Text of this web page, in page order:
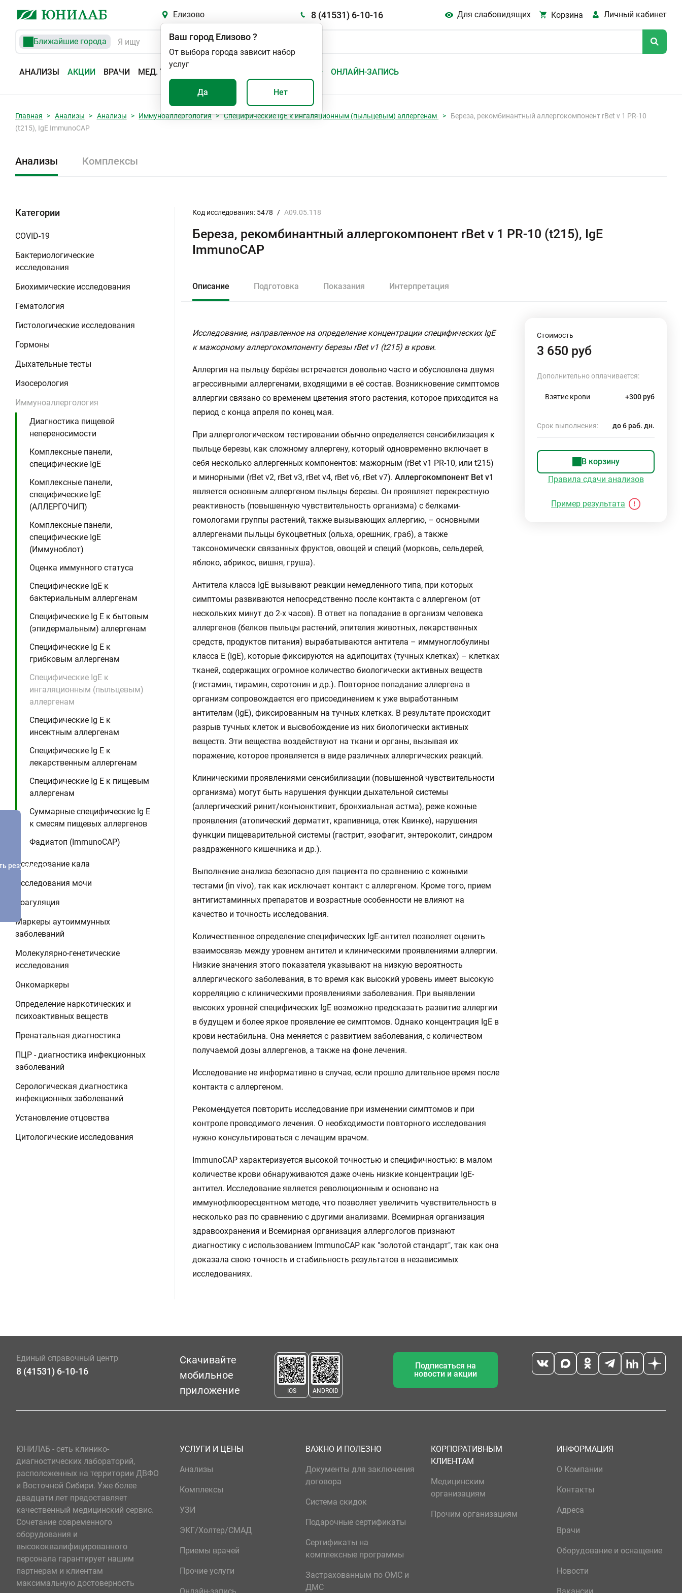
Елизово 8 (41531) 6-10-16 Для слабовидящих Корзина Личный кабинет
Ближайшие города
АНАЛИЗЫ АКЦИИ ВРАЧИ МЕД. УСЛУГИ ОНЛАЙН-ЗАПИСЬ
Ваш город Елизово?
От выбора города зависит набор
услуг
Да Нет
Главная Анализы Анализы Иммуноаллергология Специфические IgE к ингаляционным (пыльцевым) аллергенам
Береза, рекомбинантный аллергокомпонент rBet v 1 PR-10
(t215), IgE ImmunoCAP
Анализы Комплексы
Категории
COVID-19
Бактериологические
исследования
Биохимические исследования
Гематология
Гистологические исследования
Гормоны
Дыхательные тесты
Изосерология
Иммуноаллергология
Диагностика пищевой
непереносимости
Комплексные панели,
специфические IgE
Комплексные панели,
специфические IgE
(АЛЛЕРГОЧИП)
Комплексные панели,
специфические IgE
(Иммуноблот)
Оценка иммунного статуса
Специфические IgE к
бактериальным аллергенам
Специфические Ig E к бытовым
(эпидермальным) аллергенам
Специфические Ig E к
грибковым аллергенам
Специфические IgE к
ингаляционным (пыльцевым)
аллергенам
Специфические Ig E к
инсектным аллергенам
Специфические Ig E к
лекарственным аллергенам
Специфические Ig E к пищевым
аллергенам
Суммарные специфические Ig E
к смесям пищевых аллергенов
Фадиатоп (ImmunoCAP)
Исследование кала
Исследования мочи
Коагуляция
Маркеры аутоиммунных
заболеваний
Молекулярно-генетические
исследования
Онкомаркеры
Определение наркотических и
психоактивных веществ
Пренатальная диагностика
ПЦР - диагностика инфекционных
заболеваний
Серологическая диагностика
инфекционных заболеваний
Установление отцовства
Цитологические исследования
Код исследования: 5478 / A09.05.118
Береза, рекомбинантный аллергокомпонент rBet v 1 PR-10 (t215), IgE
ImmunoCAP
Описание Подготовка Показания Интерпретация
Исследование, направленное на определение концентрации специфических IgE
к мажорному аллергокомпоненту березы rBet v1 (t215) в крови.
Аллергия на пыльцу берёзы встречается довольно часто и обусловлена двумя
агрессивными аллергенами, входящими в её состав. Возникновение симптомов
аллергии связано со временем цветения этого растения, которое приходится на
период с конца апреля по конец мая.
При аллергологическом тестировании обычно определяется сенсибилизация к
пыльце березы, как сложному аллергену, который одновременно включает в
себя несколько аллергенных компонентов: мажорным (rBet v1 PR-10, или t215)
и минорными (rBet v2, rBet v3, rBet v4, rBet v6, rBet v7). Аллергокомпонент Bet v1
является основным аллергеном пыльцы березы. Он проявляет перекрестную
реактивность (повышенную чувствительность организма) с белками-
гомологами группы растений, также вызывающих аллергию, – основными
аллергенами пыльцы букоцветных (ольха, орешник, граб), а также
таксономически связанных фруктов, овощей и специй (морковь, сельдерей,
яблоко, абрикос, вишня, груша).
Антитела класса IgE вызывают реакции немедленного типа, при которых
симптомы развиваются непосредственно после контакта с аллергеном (от
нескольких минут до 2-х часов). В ответ на попадание в организм человека
аллергенов (белков пыльцы растений, эпителия животных, лекарственных
средств, продуктов питания) вырабатываются антитела – иммуноглобулины
класса Е (IgE), которые фиксируются на адипоцитах (тучных клетках) – клетках
тканей, содержащих огромное количество биологически активных веществ
(гистамин, тирамин, серотонин и др.). Повторное попадание аллергена в
организм сопровождается его присоединением к уже выработанным
антителам (IgE), фиксированным на тучных клетках. В результате происходит
разрыв тучных клеток и высвобождение из них биологически активных
веществ. Эти вещества воздействуют на ткани и органы, вызывая их
поражение, которое проявляется в виде различных аллергических реакций.
Клиническими проявлениями сенсибилизации (повышенной чувствительности
организма) могут быть нарушения функции дыхательной системы
(аллергический ринит/конъюнктивит, бронхиальная астма), реже кожные
проявления (атопический дерматит, крапивница, отек Квинке), нарушения
функции пищеварительной системы (гастрит, эзофагит, энтероколит, синдром
раздраженного кишечника и др.).
Выполнение анализа безопасно для пациента по сравнению с кожными
тестами (in vivo), так как исключает контакт с аллергеном. Кроме того, прием
антигистаминных препаратов и возрастные особенности не влияют на
качество и точность исследования.
Количественное определение специфических IgE-антител позволяет оценить
взаимосвязь между уровнем антител и клиническими проявлениями аллергии.
Низкие значения этого показателя указывают на низкую вероятность
аллергического заболевания, в то время как высокий уровень имеет высокую
корреляцию с клиническими проявлениями заболевания. При выявлении
высоких уровней специфических IgE возможно предсказать развитие аллергии
в будущем и более яркое проявление ее симптомов. Однако концентрация IgE в
крови нестабильна. Она меняется с развитием заболевания, с количеством
получаемой дозы аллергенов, а также на фоне лечения.
Исследование не информативно в случае, если прошло длительное время после
контакта с аллергеном.
Рекомендуется повторить исследование при изменении симптомов и при
контроле проводимого лечения. О необходимости повторного исследования
нужно консультироваться с лечащим врачом.
ImmunoCAP характеризуется высокой точностью и специфичностью: в малом
количестве крови обнаруживаются даже очень низкие концентрации IgE-
антител. Исследование является революционным и основано на
иммунофлюоресцентном методе, что позволяет увеличить чувствительность в
несколько раз по сравнению с другими анализами. Всемирная организация
здравоохранения и Всемирная организация аллергологов признают
диагностику с использованием ImmunoCAP как "золотой стандарт", так как она
доказала свою точность и стабильность результатов в независимых
исследованиях.
Стоимость
3 650 руб
Дополнительно оплачивается:
Взятие крови +300 руб
Срок выполнения: до 6 раб. дн.
В корзину
Правила сдачи анализов
Пример результата
результатов
Единый справочный центр
8 (41531) 6-10-16
Скачивайте
мобильное
приложение
IOS ANDROID
Подписаться на
новости и акции
ЮНИЛАБ - сеть клинико-
диагностических лабораторий,
расположенных на территории ДВФО
и Восточной Сибири. Уже более
двадцати лет предоставляет
качественный медицинский сервис.
Сочетание современного
оборудования и
высококвалифицированного
персонала гарантирует нашим
партнерам и клиентам
максимальную достоверность
УСЛУГИ И ЦЕНЫ
Анализы
Комплексы
УЗИ
ЭКГ/Холтер/СМАД
Приемы врачей
Прочие услуги
ВАЖНО И ПОЛЕЗНО
Документы для заключения
договора
Система скидок
Подарочные сертификаты
Сертификаты на
комплексные программы
Застрахованным по ОМС и
ДМС
КОРПОРАТИВНЫМ
КЛИЕНТАМ
Медицинским
организациям
Прочим организациям
ИНФОРМАЦИЯ
О Компании
Контакты
Адреса
Врачи
Оборудование и оснащение
Новости